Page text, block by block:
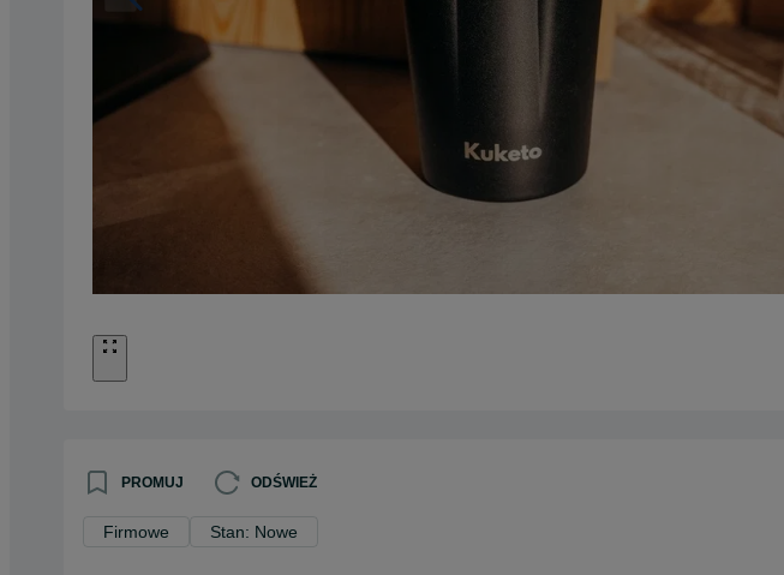
PROMUJ ODŚWIEŻ
Firmowe Stan: Nowe